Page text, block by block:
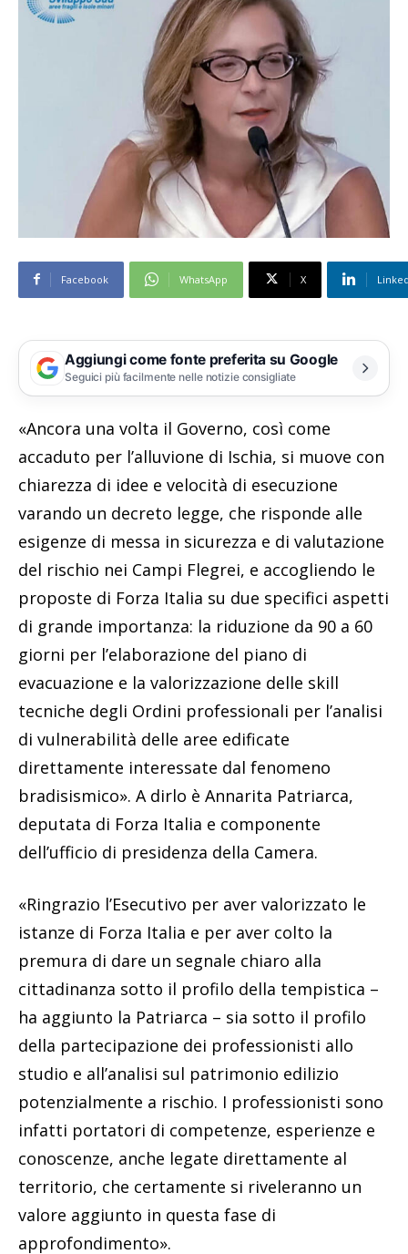
Facebook WhatsApp X
Aggiungi come fonte preferita su Google
Seguici più facilmente nelle notizie consigliate
«Ancora una volta il Governo, così come
accaduto per l’alluvione di Ischia, si muove con
chiarezza di idee e velocità di esecuzione
varando un decreto legge, che risponde alle
esigenze di messa in sicurezza e di valutazione
del rischio nei Campi Flegrei, e accogliendo le
proposte di Forza Italia su due specifici aspetti
di grande importanza: la riduzione da 90 a 60
giorni per l’elaborazione del piano di
evacuazione e la valorizzazione delle skill
tecniche degli Ordini professionali per l’analisi
di vulnerabilità delle aree edificate
direttamente interessate dal fenomeno
bradisismico». A dirlo è Annarita Patriarca,
deputata di Forza Italia e componente
dell’ufficio di presidenza della Camera.
«Ringrazio l’Esecutivo per aver valorizzato le
istanze di Forza Italia e per aver colto la
premura di dare un segnale chiaro alla
cittadinanza sotto il profilo della tempistica –
ha aggiunto la Patriarca – sia sotto il profilo
della partecipazione dei professionisti allo
studio e all’analisi sul patrimonio edilizio
potenzialmente a rischio. I professionisti sono
infatti portatori di competenze, esperienze e
conoscenze, anche legate direttamente al
territorio, che certamente si riveleranno un
valore aggiunto in questa fase di
approfondimento».